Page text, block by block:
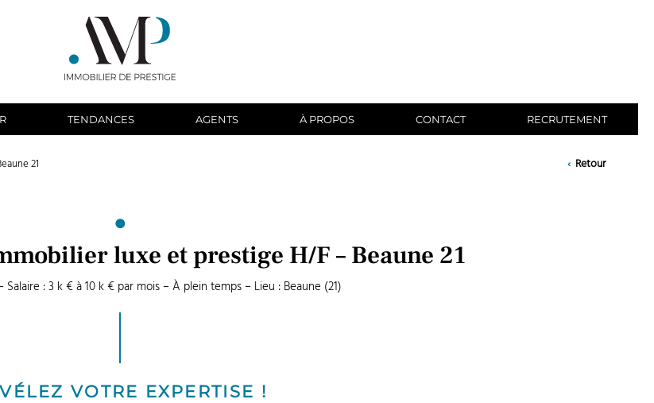
TENDANCES AGENTS À PROPOS CONTACT RECRUTEMENT
21 ‹ Retour
luxe et prestige H/F – Beaune 21
Salaire : 3 k € à 10 k € par mois – À plein temps – Lieu : Beaune (21)
VOTRE EXPERTISE !